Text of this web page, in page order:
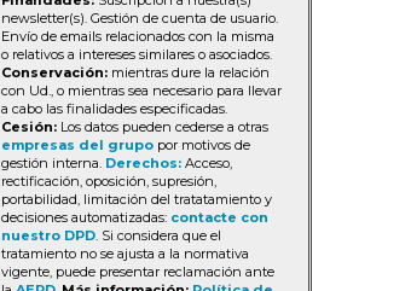
newsletter(s). Gestión de cuenta de usuario.
Envío de emails relacionados con la misma
o relativos a intereses similares o asociados.
Conservación: mientras dure la relación
con Ud., o mientras sea necesario para llevar
a cabo las finalidades especificadas.
Cesión: Los datos pueden cederse a otras
empresas del grupo por motivos de
gestión interna. Derechos: Acceso,
rectificación, oposición, supresión,
portabilidad, limitación del tratatamiento y
decisiones automatizadas: contacte con
nuestro DPD. Si considera que el
tratamiento no se ajusta a la normativa
vigente, puede presentar reclamación ante